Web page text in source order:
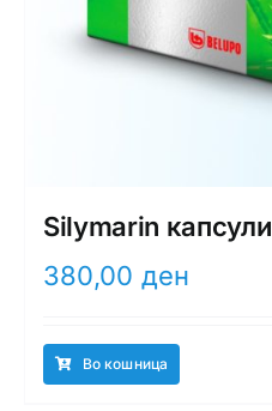
Silymarin капсули
380,00 ден
Во кошница